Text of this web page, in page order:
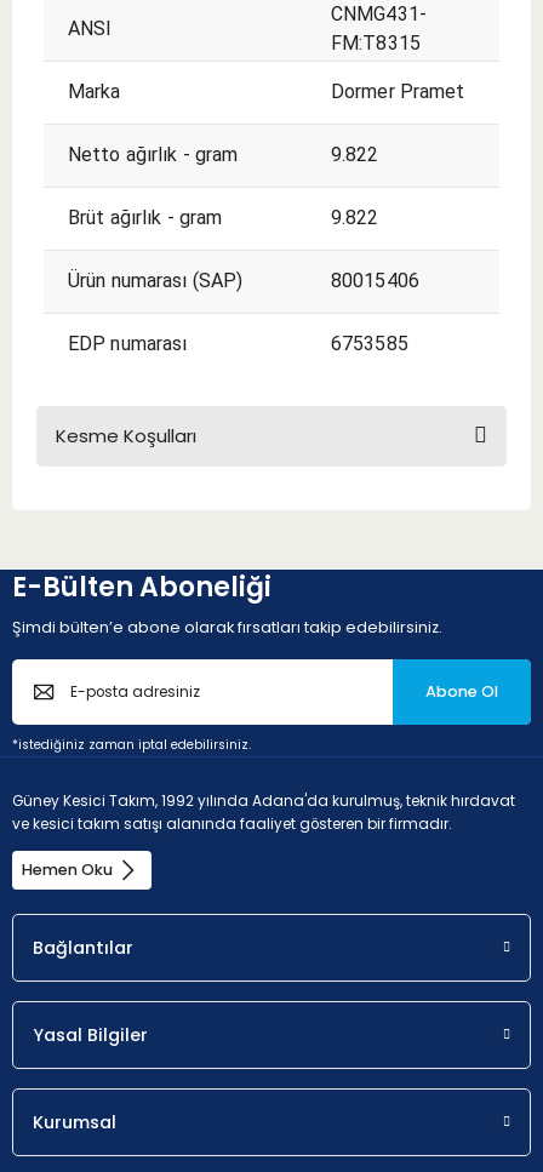
ANSI
CNMG431-
FM:T8315
Marka Dormer Pramet
Netto ağırlık - gram 9.822
Brüt ağırlık - gram 9.822
Ürün numarası (SAP) 80015406
EDP numarası 6753585
Kesme Koşulları
P - Çelik ve dökme çelikler (Alaşım oranı < 10% ve
sertlik < 45HRC)
Olası seçim.
M - Paslanmaz çelik (korozyona dayanıklı çelikler,
krom oranı > %11
Uygunluk
E-Bülten Aboneliği
Şimdi bülten’e abone olarak fırsatları takip edebilirsiniz.
Abone Ol
*istediğiniz zaman iptal edebilirsiniz.
Güney Kesici Takım, 1992 yılında Adana'da kurulmuş, teknik hırdavat
ve kesici takım satışı alanında faaliyet gösteren bir firmadır.
Hemen Oku
Bağlantılar
Yasal Bilgiler
Kurumsal